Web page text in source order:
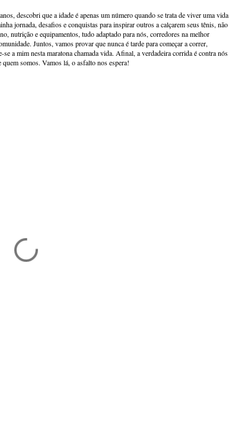
descobri que a idade é apenas um número quando se trata de viver uma vida
jornada, desafios e conquistas para inspirar outros a calçarem seus tênis, não
nutrição e equipamentos, tudo adaptado para nós, corredores na melhor
Juntos, vamos provar que nunca é tarde para começar a correr,
a mim nesta maratona chamada vida. Afinal, a verdadeira corrida é contra nós
somos. Vamos lá, o asfalto nos espera!